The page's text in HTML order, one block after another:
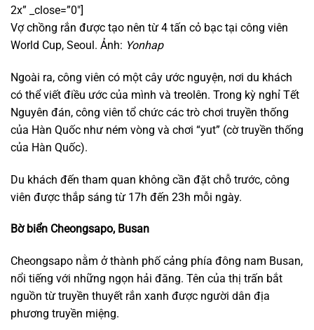
2x” _close=”0″]
Vợ chồng rắn được tạo nên từ 4 tấn cỏ bạc tại công viên
World Cup, Seoul. Ảnh: Yonhap
Ngoài ra, công viên có một cây ước nguyện, nơi du khách
có thể viết điều ước của mình và treolên. Trong kỳ nghỉ Tết
Nguyên đán, công viên tổ chức các trò chơi truyền thống
của Hàn Quốc như ném vòng và chơi “yut” (cờ truyền thống
của Hàn Quốc).
Du khách đến tham quan không cần đặt chỗ trước, công
viên được thắp sáng từ 17h đến 23h mỗi ngày.
Bờ biển Cheongsapo, Busan
Cheongsapo nằm ở thành phố cảng phía đông nam Busan,
nổi tiếng với những ngọn hải đăng. Tên của thị trấn bắt
nguồn từ truyền thuyết rắn xanh được người dân địa
phương truyền miệng.